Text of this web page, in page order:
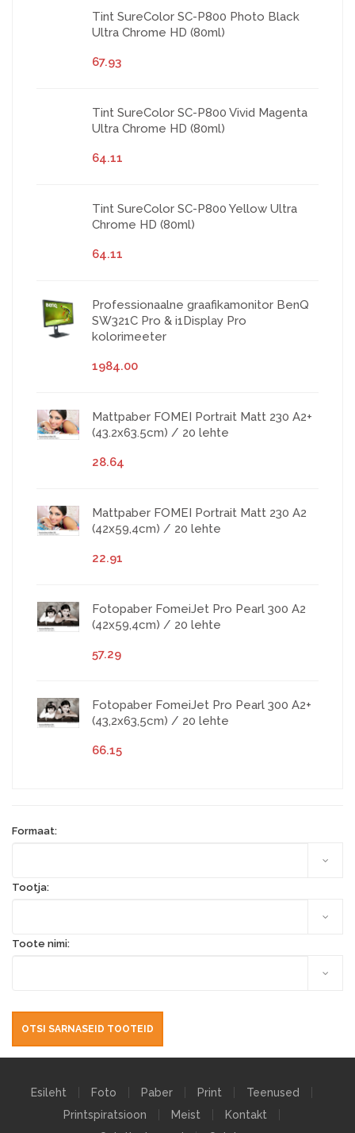
Tint SureColor SC-P800 Photo Black
Ultra Chrome HD (80ml)
67.93
Tint SureColor SC-P800 Vivid Magenta
Ultra Chrome HD (80ml)
64.11
Tint SureColor SC-P800 Yellow Ultra
Chrome HD (80ml)
64.11
Professionaalne graafikamonitor BenQ
SW321C Pro & i1Display Pro
kolorimeeter
1984.00
Mattpaber FOMEI Portrait Matt 230 A2+
(43.2x63.5cm) / 20 lehte
28.64
Mattpaber FOMEI Portrait Matt 230 A2
(42x59,4cm) / 20 lehte
22.91
Fotopaber FomeiJet Pro Pearl 300 A2
(42x59,4cm) / 20 lehte
57.29
Fotopaber FomeiJet Pro Pearl 300 A2+
(43,2x63,5cm) / 20 lehte
66.15
Formaat:
Tootja:
Toote nimi:
Esileht Foto Paber Print
Teenused
Printspiratsioon
Meist
Kontakt